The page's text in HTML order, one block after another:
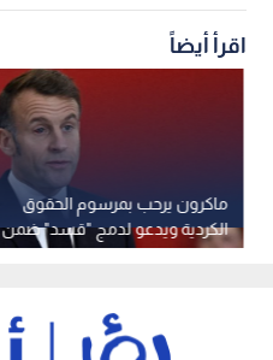
اقرأ أيضاً
ماكرون يرحب بمرسوم الحقوق
الكردية ويدعو لدمج "قسد" ضمن
سوريا موحدة